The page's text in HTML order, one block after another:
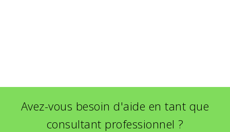
Avez-vous besoin d'aide en tant que
consultant professionnel ?